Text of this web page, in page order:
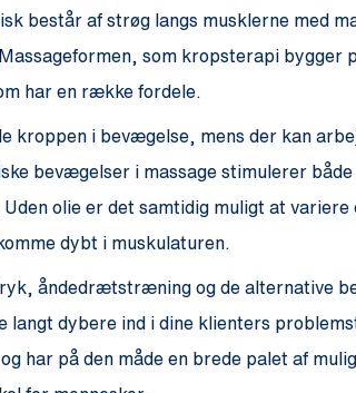
består af strøg langs musklerne med
som kropsterapi bygger
har en række fordele.
kroppen i bevægelse, mens der kan
bevægelser i massage stimulerer
olie er det samtidig muligt at
dybt i muskulaturen.
åndedrætstræning og de alternative
langt dybere ind i dine klienters
har på den måde en brede palet af